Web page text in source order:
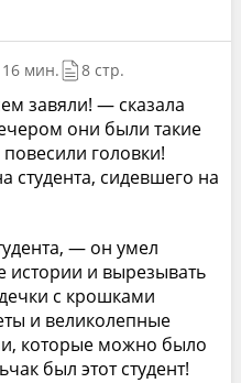
мин. 8 стр.
завяли! — сказала
они были такие
головки!
студента, сидевшего на
— он умел
истории и вырезывать
с крошками
и великолепные
которые можно было
был этот студент!